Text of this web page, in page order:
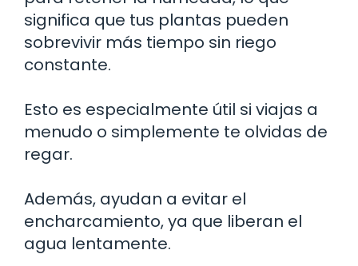
significa que tus plantas pueden
sobrevivir más tiempo sin riego
constante.
Esto es especialmente útil si viajas a
menudo o simplemente te olvidas de
regar.
Además, ayudan a evitar el
encharcamiento, ya que liberan el
agua lentamente.